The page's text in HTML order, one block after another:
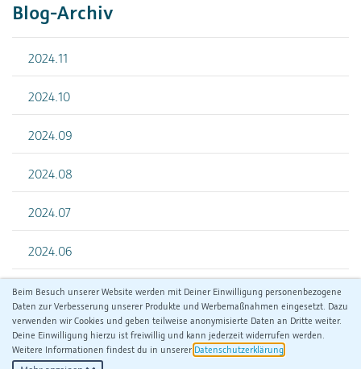
Blog-Archiv
2024.11
2024.10
2024.09
2024.08
2024.07
2024.06
Beim Besuch unserer Website werden mit Deiner Einwilligung personenbezogene
Daten zur Verbesserung unserer Produkte und Werbemaßnahmen eingesetzt. Dazu
verwenden wir Cookies und geben teilweise anonymisierte Daten an Dritte weiter.
Deine Einwilligung hierzu ist freiwillig und kann jederzeit widerrufen werden.
Weitere Informationen findest du in unserer Datenschutzerklärung